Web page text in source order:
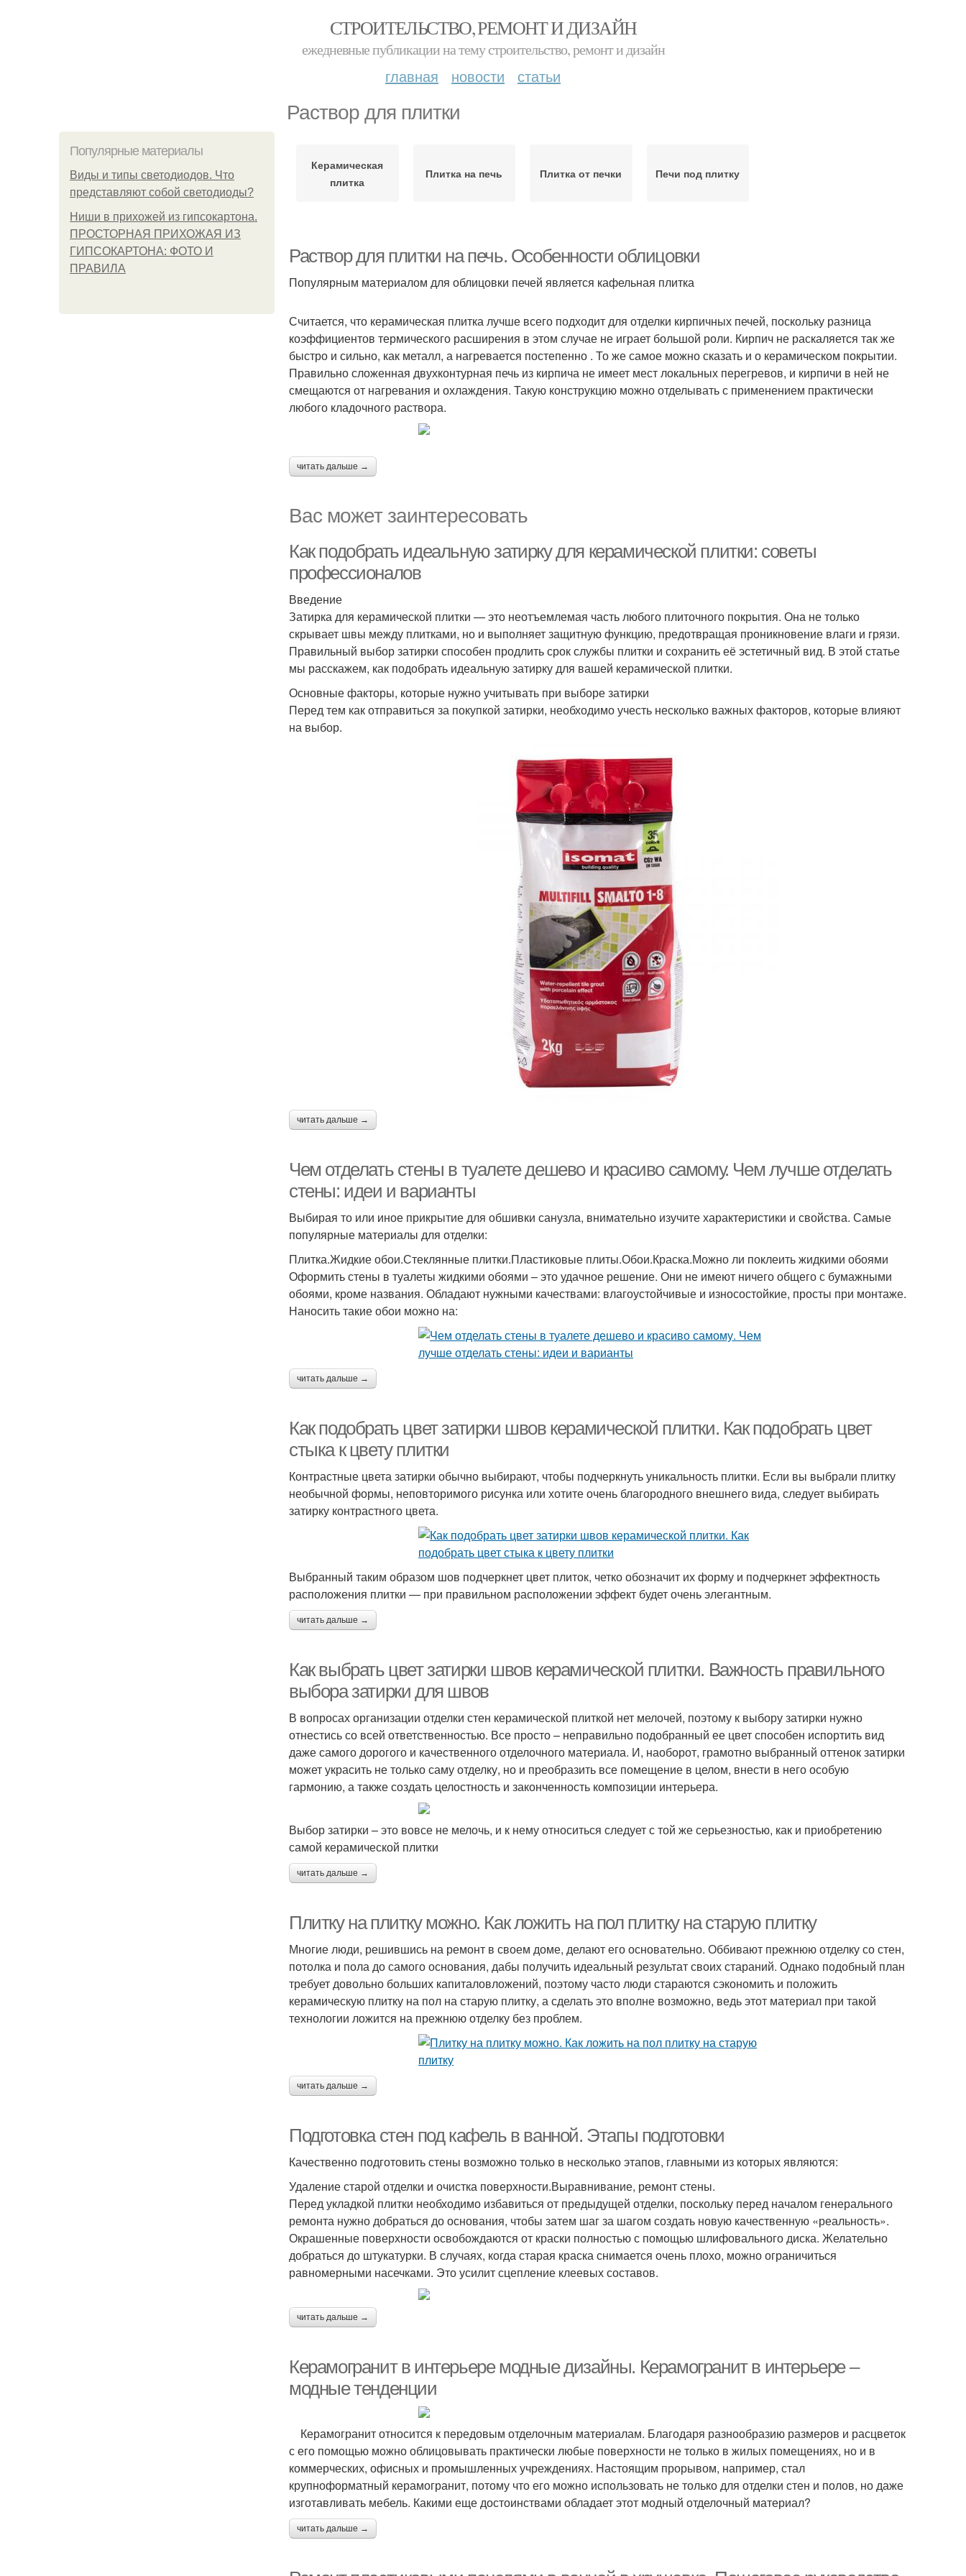
СТРОИТЕЛЬСТВО, РЕМОНТ И ДИЗАЙН
ежедневные публикации на тему строительство, ремонт и дизайн
главная новости статьи
Раствор для плитки
Популярные материалы
Виды и типы светодиодов. Что
представляют собой светодиоды?
Ниши в прихожей из гипсокартона.
ПРОСТОРНАЯ ПРИХОЖАЯ ИЗ
ГИПСОКАРТОНА: ФОТО И
ПРАВИЛА
Керамическая
плитка
Плитка на печь Плитка от печки Печи под плитку
Раствор для плитки на печь. Особенности облицовки
Популярным материалом для облицовки печей является кафельная плитка
Считается, что керамическая плитка лучше всего подходит для отделки кирпичных печей, поскольку разница
коэффициентов термического расширения в этом случае не играет большой роли. Кирпич не раскаляется так же
быстро и сильно, как металл, а нагревается постепенно . То же самое можно сказать и о керамическом покрытии.
Правильно сложенная двухконтурная печь из кирпича не имеет мест локальных перегревов, и кирпичи в ней не
смещаются от нагревания и охлаждения. Такую конструкцию можно отделывать с применением практически
любого кладочного раствора.
читать дальше →
Вас может заинтересовать
Как подобрать идеальную затирку для керамической плитки: советы
профессионалов
Введение
Затирка для керамической плитки — это неотъемлемая часть любого плиточного покрытия. Она не только
скрывает швы между плитками, но и выполняет защитную функцию, предотвращая проникновение влаги и грязи.
Правильный выбор затирки способен продлить срок службы плитки и сохранить её эстетичный вид. В этой статье
мы расскажем, как подобрать идеальную затирку для вашей керамической плитки.
Основные факторы, которые нужно учитывать при выборе затирки
Перед тем как отправиться за покупкой затирки, необходимо учесть несколько важных факторов, которые влияют
на выбор.
читать дальше →
Чем отделать стены в туалете дешево и красиво самому. Чем лучше отделать
стены: идеи и варианты
Выбирая то или иное прикрытие для обшивки санузла, внимательно изучите характеристики и свойства. Самые
популярные материалы для отделки:
Плитка.Жидкие обои.Стеклянные плитки.Пластиковые плиты.Обои.Краска.Можно ли поклеить жидкими обоями
Оформить стены в туалеты жидкими обоями – это удачное решение. Они не имеют ничего общего с бумажными
обоями, кроме названия. Обладают нужными качествами: влагоустойчивые и износостойкие, просты при монтаже.
Наносить такие обои можно на:
читать дальше →
Как подобрать цвет затирки швов керамической плитки. Как подобрать цвет
стыка к цвету плитки
Контрастные цвета затирки обычно выбирают, чтобы подчеркнуть уникальность плитки. Если вы выбрали плитку
необычной формы, неповторимого рисунка или хотите очень благородного внешнего вида, следует выбирать
затирку контрастного цвета.
Выбранный таким образом шов подчеркнет цвет плиток, четко обозначит их форму и подчеркнет эффектность
расположения плитки — при правильном расположении эффект будет очень элегантным.
читать дальше →
Как выбрать цвет затирки швов керамической плитки. Важность правильного
выбора затирки для швов
В вопросах организации отделки стен керамической плиткой нет мелочей, поэтому к выбору затирки нужно
отнестись со всей ответственностью. Все просто – неправильно подобранный ее цвет способен испортить вид
даже самого дорогого и качественного отделочного материала. И, наоборот, грамотно выбранный оттенок затирки
может украсить не только саму отделку, но и преобразить все помещение в целом, внести в него особую
гармонию, а также создать целостность и законченность композиции интерьера.
Выбор затирки – это вовсе не мелочь, и к нему относиться следует с той же серьезностью, как и приобретению
самой керамической плитки
читать дальше →
Плитку на плитку можно. Как ложить на пол плитку на старую плитку
Многие люди, решившись на ремонт в своем доме, делают его основательно. Оббивают прежнюю отделку со стен,
потолка и пола до самого основания, дабы получить идеальный результат своих стараний. Однако подобный план
требует довольно больших капиталовложений, поэтому часто люди стараются сэкономить и положить
керамическую плитку на пол на старую плитку, а сделать это вполне возможно, ведь этот материал при такой
технологии ложится на прежнюю отделку без проблем.
читать дальше →
Подготовка стен под кафель в ванной. Этапы подготовки
Качественно подготовить стены возможно только в несколько этапов, главными из которых являются:
Удаление старой отделки и очистка поверхности.Выравнивание, ремонт стены.
Перед укладкой плитки необходимо избавиться от предыдущей отделки, поскольку перед началом генерального
ремонта нужно добраться до основания, чтобы затем шаг за шагом создать новую качественную «реальность».
Окрашенные поверхности освобождаются от краски полностью с помощью шлифовального диска. Желательно
добраться до штукатурки. В случаях, когда старая краска снимается очень плохо, можно ограничиться
равномерными насечками. Это усилит сцепление клеевых составов.
читать дальше →
Керамогранит в интерьере модные дизайны. Керамогранит в интерьере –
модные тенденции
Керамогранит относится к передовым отделочным материалам. Благодаря разнообразию размеров и расцветок
с его помощью можно облицовывать практически любые поверхности не только в жилых помещениях, но и в
коммерческих, офисных и промышленных учреждениях. Настоящим прорывом, например, стал
крупноформатный керамогранит, потому что его можно использовать не только для отделки стен и полов, но даже
изготавливать мебель. Какими еще достоинствами обладает этот модный отделочный материал?
читать дальше →